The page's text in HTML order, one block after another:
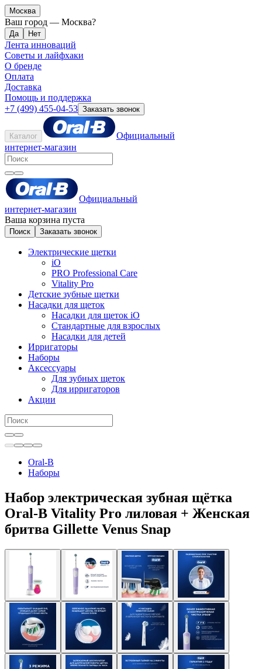
Москва
Ваш город — Москва?
Лента инноваций
Советы и лайфхаки
О бренде
Оплата
Доставка
Помощь и поддержка
+7 (499) 455-04-53 Заказать звонок
Каталог
Официальный
интернет-магазин
Официальный
интернет-магазин
Ваша корзина пуста
Поиск Заказать звонок
Электрические щетки
iO
PRO Professional Care
Vitality Pro
Детские зубные щетки
Насадки для щеток
Насадки для щеток iO
Стандартные для взрослых
Насадки для детей
Ирригаторы
Наборы
Аксессуары
Для зубных щеток
Для ирригаторов
Акции
Oral-B
Наборы
Набор электрическая зубная щётка
Oral-B Vitality Pro лиловая + Женская
бритва Gillette Venus Snap